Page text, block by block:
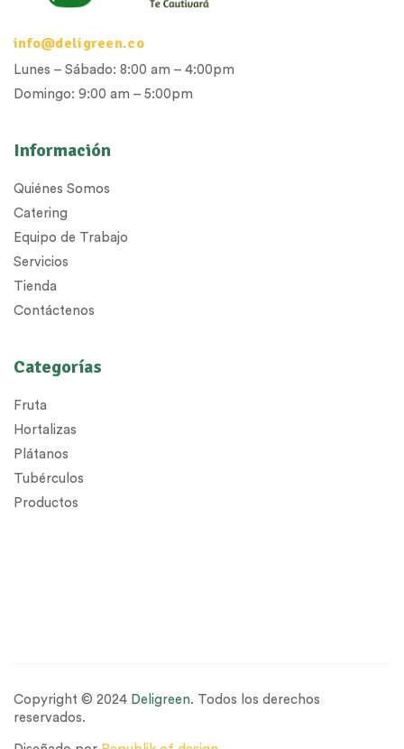
Información
Quiénes Somos
Catering
Equipo de Trabajo
Servicios
Tienda
Contáctenos
Categorías
Fruta
Hortalizas
Plátanos
Tubérculos
Productos
info@deligreen.co
Lunes – Sábado: 8:00 am – 4:00pm
Domingo: 9:00 am – 5:00pm
Copyright © 2024 Deligreen. Todos los derechos
reservados.